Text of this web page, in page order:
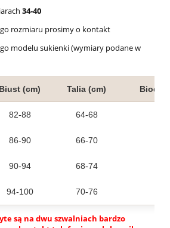
34-40
rozmiaru prosimy o kontakt
modelu sukienki (wymiary podane w
Biust (cm) Talia (cm) Biodra
82-88 64-68
86-90 66-70
90-94 68-74
94-100 70-76
są na dwu szwalniach bardzo